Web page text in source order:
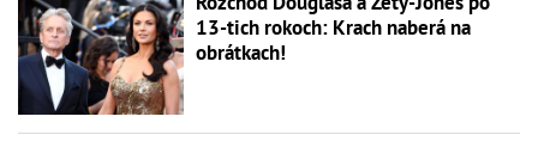
13-tich rokoch: Krach naberá na
obrátkach!